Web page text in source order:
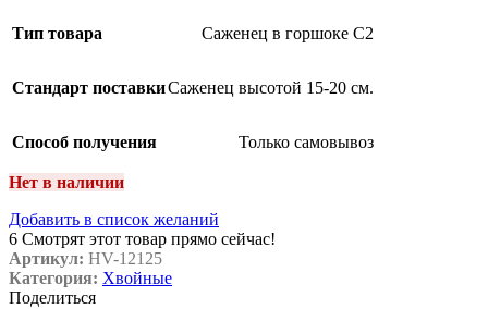
Тип товара Саженец в горшоке C2
Стандарт поставкиСаженец высотой 15-20 см.
Способ получения Только самовывоз
Нет в наличии
Добавить в список желаний
6 Смотрят этот товар прямо сейчас!
Артикул: HV-12125
Категория: Хвойные
Поделиться